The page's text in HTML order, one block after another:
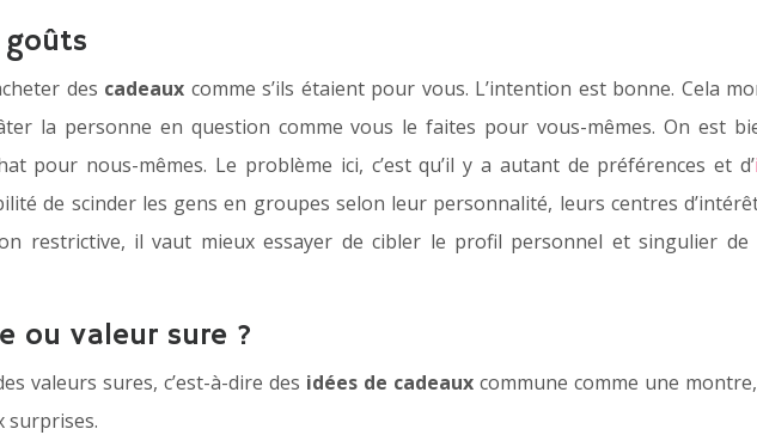
des cadeaux comme s’ils étaient pour vous. L’intention est bonne. Cela
la personne en question comme vous le faites pour vous-mêmes. On est
pour nous-mêmes. Le problème ici, c’est qu’il y a autant de préférences et d’
de scinder les gens en groupes selon leur personnalité, leurs centres
restrictive, il vaut mieux essayer de cibler le profil personnel et singulier
ou valeur sure ?
valeurs sures, c’est-à-dire des idées de cadeaux commune comme une
surprises.